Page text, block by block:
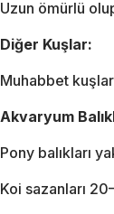
Uzun ömürlü
Diğer Kuşlar:
Muhabbet
Akvaryum
Pony balıkları
Koi sazanları